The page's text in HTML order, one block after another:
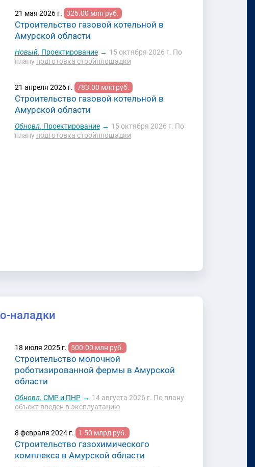
21 мая 2026 г. 326.00 млн руб.
Строительство газовой котельной в
Амурской области
Новый. Проектирование → 15 октября 2026 г. По
плану подготовка стройплощадки
21 апреля 2026 г. 783.00 млн руб.
Строительство газовой котельной в
Амурской области
Обновл. Проектирование → 15 октября 2026 г. По
плану подготовка стройплощадки
наладки
18 июля 2025 г. 500.00 млн руб.
Строительство молочной
роботизированной фермы в Амурской
области
Обновл. СМР и ПНР → 14 августа 2026 г. По плану
объект введен в эксплуатацию
8 февраля 2024 г. 1.50 млрд руб.
Строительство газохимического
комплекса в Амурской области